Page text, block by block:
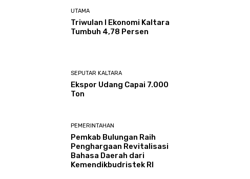
UTAMA
Triwulan I Ekonomi Kaltara
Tumbuh 4,78 Persen
SEPUTAR KALTARA
Ekspor Udang Capai 7.000
Ton
PEMERINTAHAN
Pemkab Bulungan Raih
Penghargaan Revitalisasi
Bahasa Daerah dari
Kemendikbudristek RI